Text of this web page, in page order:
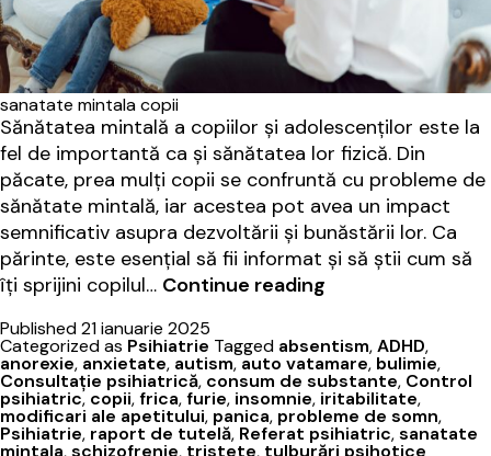
sanatate mintala copii
Sănătatea mintală a copiilor și adolescenților este la
fel de importantă ca și sănătatea lor fizică. Din
păcate, prea mulți copii se confruntă cu probleme de
sănătate mintală, iar acestea pot avea un impact
semnificativ asupra dezvoltării și bunăstării lor. Ca
părinte, este esențial să fii informat și să știi cum să
îți sprijini copilul… Continue reading
Sprijin
pentru
sănătatea
mintală
a
Published21 ianuarie 2025
Categorized as Psihiatrie Tagged absentism,ADHD,
anorexie, anxietate, autism, auto vatamare, bulimie,
Consultație psihiatrică, consum de substante, Control
psihiatric, copii,frica,furie, insomnie, iritabilitate,
modificari ale apetitului, panica, probleme de somn,
Psihiatrie, raport de tutelă, Referat psihiatric,sanatate